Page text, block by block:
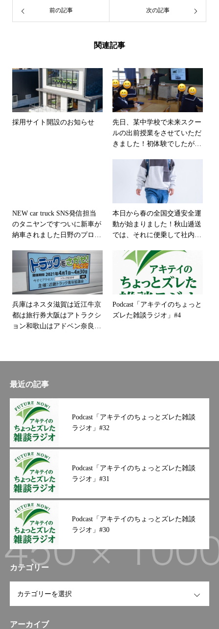
前の記事 次の記事
関連記事
採用サイト開設のお知らせ
先日、某中学校で未来スクー
ルの出前授業をさせていただ
きました！初体験でしたが、
から学ばせてもらいました(^
職業になる #今という瞬間を
最高のものとする #今をつな
ぐ #当たり前のことを当たり
前に
NEW car truck SNS発信担当
のタニヤンですついに新車が
納車されました日野のプロフ
ぱり日野のトラックはかっこ
いいですねぇ会社の貴重な財
産ですどのトラックもそうで
すが、大事に乗っていきまし
ょう
#秋山逓送#秋山逓送
株式会社#郵便#輸送#運輸#和
歌山#和歌山郵便#和歌山輸送
#優良企業#グリーン経営#健
フォローよろしくお願い致し
本日から春の全国交通安全運
動が始まりました！秋山逓送
では、それに便乗して社内で
ります️この間、このような話
をしていたら、あるドライバ
ーさんが、「俺は毎日が安全
運動期間や！」と言ってまし
た！プロ魂にあっぱれでし
た！投稿もチェックして下さ
いね#秋山逓送 #秋山逓送株
兵庫はネスタ滋賀は近江牛京
都は旅行券大阪はアトラクシ
ョン和歌山はアドベン奈良
Podcast「アキテイのちょっと
ズレた雑談ラジオ」#4
最近の記事
Podcast「アキテイのちょっとズレた雑談
ラジオ」#32
Podcast「アキテイのちょっとズレた雑談
ラジオ」#31
Podcast「アキテイのちょっとズレた雑談
ラジオ」#30
カテゴリー
アーカイブ